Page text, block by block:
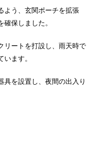
よう、玄関ポーチを拡張
保しました。
リートを打設し、雨天時で
ます。
具を設置し、夜間の出入り